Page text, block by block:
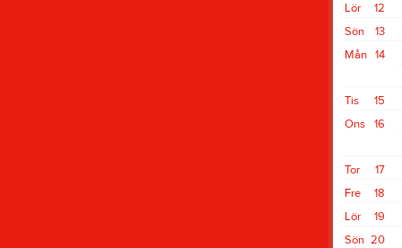
12
Lör
13
Sön
14
Mån
15
Tis
16
Ons
17
Tor
18
Fre
19
Lör
20
Sön